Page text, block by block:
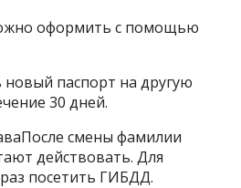
оформить с помощью
новый паспорт на другую
30 дней.
смены фамилии
действовать. Для
посетить ГИБДД.